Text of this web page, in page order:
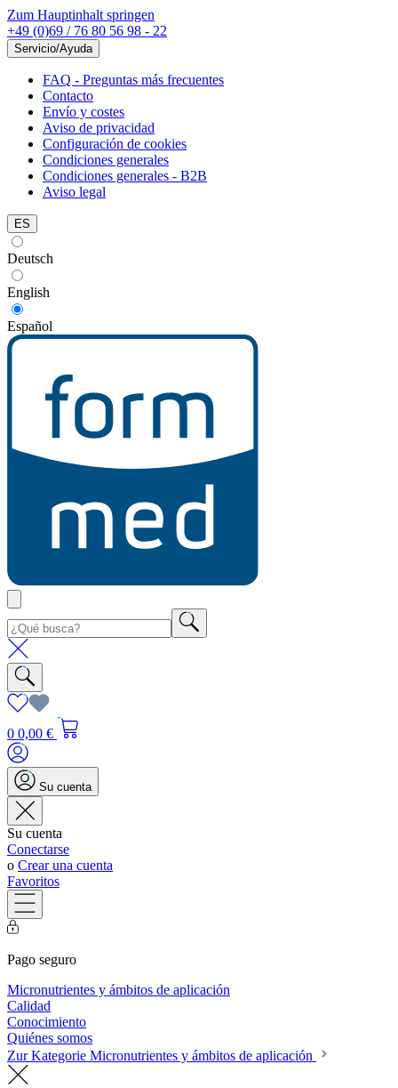
Zum Hauptinhalt springen
+49 (0)69 / 76 80 56 98 - 22
Servicio/Ayuda
FAQ - Preguntas más frecuentes
Contacto
Envío y costes
Aviso de privacidad
Configuración de cookies
Condiciones generales
Condiciones generales - B2B
Aviso legal
ES
Deutsch
English
Español
0 0,00 €
Su cuenta
Su cuenta
Conectarse
o Crear una cuenta
Favoritos
Pago seguro
Micronutrientes y ámbitos de aplicación
Calidad
Conocimiento
Quiénes somos
Zur Kategorie Micronutrientes y ámbitos de aplicación